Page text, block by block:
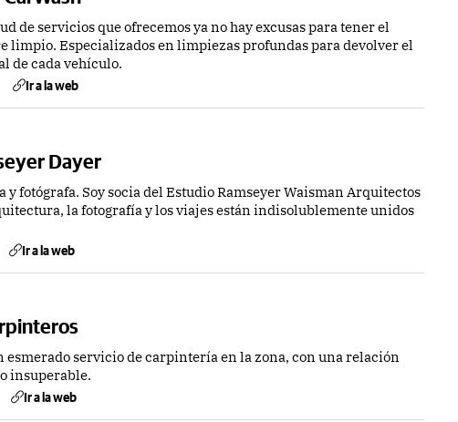
de servicios que ofrecemos ya no hay excusas para tener el
limpio. Especializados en limpiezas profundas para devolver el
de cada vehículo.
Ir a la web
Dayer
y fotógrafa. Soy socia del Estudio Ramseyer Waisman Arquitectos
la fotografía y los viajes están indisolublemente unidos
Ir a la web
esmerado servicio de carpintería en la zona, con una relación
insuperable.
Ir a la web